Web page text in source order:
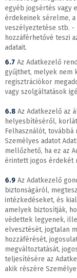
egyéb jogsértés vagy
érdekeinek sérelme,
veszélyeztetése stb. -
hozzáférhetővé teszi
adatait.
6.7 Az Adatkezelő
gyűjthet, melyek nem
regisztrációkor
vagy szolgáltatások
6.8 Az Adatkezelő az
helyesbítéséről,
Felhasználót,
Személyes adatot
mellőzhető, ha ez az
érintett jogos érdekét
6.9 Az Adatkezelő
biztonságáról,
intézkedéseket, és
amelyek biztosítják,
védettek legyenek,
elvesztését, jogtalan
hozzáférését,
megváltoztatását,
teljesítésére az
akik részére